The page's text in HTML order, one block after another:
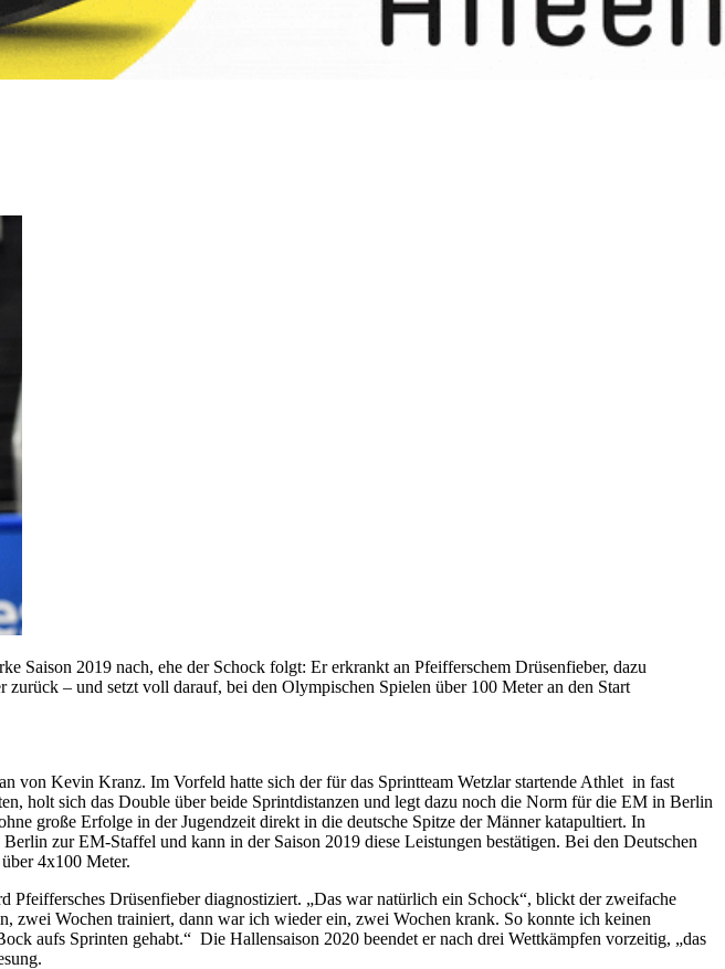
Saison 2019 nach, ehe der Schock folgt: Er erkrankt an Pfeifferschem Drüsenfieber, dazu
– und setzt voll darauf, bei den Olympischen Spielen über 100 Meter an den Start
von Kevin Kranz. Im Vorfeld hatte sich der für das Sprintteam Wetzlar startende Athlet in fast
holt sich das Double über beide Sprintdistanzen und legt dazu noch die Norm für die EM in Berlin
große Erfolge in der Jugendzeit direkt in die deutsche Spitze der Männer katapultiert. In
zur EM-Staffel und kann in der Saison 2019 diese Leistungen bestätigen. Bei den Deutschen
4x100 Meter.
Drüsenfieber diagnostiziert. „Das war natürlich ein Schock“, blickt der zweifache
zwei Wochen trainiert, dann war ich wieder ein, zwei Wochen krank. So konnte ich keinen
aufs Sprinten gehabt.“ Die Hallensaison 2020 beendet er nach drei Wettkämpfen vorzeitig, „das